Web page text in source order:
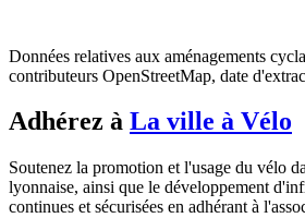
Données relatives aux aménagements
contributeurs OpenStreetMap, date
Adhérez à La ville à Vélo
Soutenez la promotion et l'usage du vélo
lyonnaise, ainsi que le développement
continues et sécurisées en adhérant à